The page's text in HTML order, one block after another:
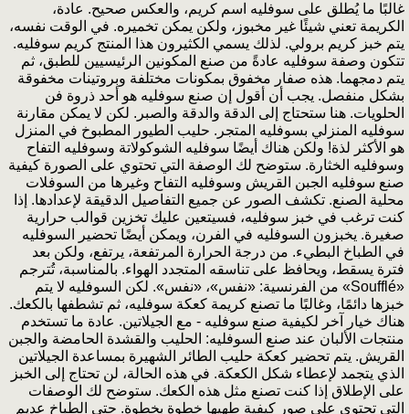
غالبًا ما يُطلق على سوفليه اسم كريم، والعكس صحيح. عادة،
الكريمة تعني شيئًا غير مخبوز، ولكن يمكن تخميره. في الوقت نفسه،
يتم خبز كريم برولي. لذلك يسمي الكثيرون هذا المنتج كريم سوفليه.
تتكون وصفة سوفليه عادةً من صنع المكونين الرئيسيين للطبق، ثم
يتم دمجهما. هذه صفار مخفوق بمكونات مختلفة وبروتينات مخفوقة
بشكل منفصل. يجب أن أقول إن صنع سوفليه هو أحد ذروة فن
الحلويات. هنا ستحتاج إلى الدقة والدقة والصبر. لكن لا يمكن مقارنة
سوفليه المنزلي بسوفليه المتجر. حليب الطيور المطبوخ في المنزل
هو الأكثر لذة! ولكن هناك أيضًا سوفليه الشوكولاتة وسوفليه التفاح
وسوفليه الخثارة. ستوضح لك الوصفة التي تحتوي على الصورة كيفية
صنع سوفليه الجبن القريش وسوفليه التفاح وغيرها من السوفلات
محلية الصنع. تكشف الصور عن جميع التفاصيل الدقيقة لإعدادها. إذا
كنت ترغب في خبز سوفليه، فسيتعين عليك تخزين قوالب حرارية
صغيرة. يخبزون السوفليه في الفرن، ويمكن أيضًا تحضير السوفليه
في الطباخ البطيء. من درجة الحرارة المرتفعة، يرتفع، ولكن بعد
فترة يسقط، ويحافظ على تناسقه المتجدد الهواء. بالمناسبة، تُترجم
«Soufflé» من الفرنسية: «نفس»، «نفس». لكن السوفليه لا يتم
خبزها دائمًا، وغالبًا ما تصنع كريمة كعكة سوفليه، ثم تشطفها بالكعك.
هناك خيار آخر لكيفية صنع سوفليه - مع الجيلاتين. عادة ما تستخدم
منتجات الألبان عند صنع السوفليه: الحليب والقشدة الحامضة والجبن
القريش. يتم تحضير كعكة حليب الطائر الشهيرة بمساعدة الجيلاتين
الذي يتجمد لإعطاء شكل الكعكة. في هذه الحالة، لن تحتاج إلى الخبز
على الإطلاق إذا كنت تصنع مثل هذه الكعك. ستوضح لك الوصفات
التي تحتوي على صور كيفية طهيها خطوة بخطوة. حتى الطباخ عديم